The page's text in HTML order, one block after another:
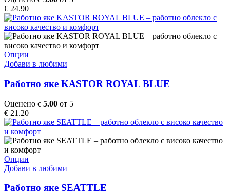
options
may
be
chosen
on
product
page
€ 24.90
Опции
product
multiple
variants.
options
be
chosen
on
the
product
page
Добави в любими
Работно яке KASTOR ROYAL BLUE
Оценено с 5.00 от 5
€ 21.20
Опции
product
multiple
Добави в любими
Работно яке SEATTLE